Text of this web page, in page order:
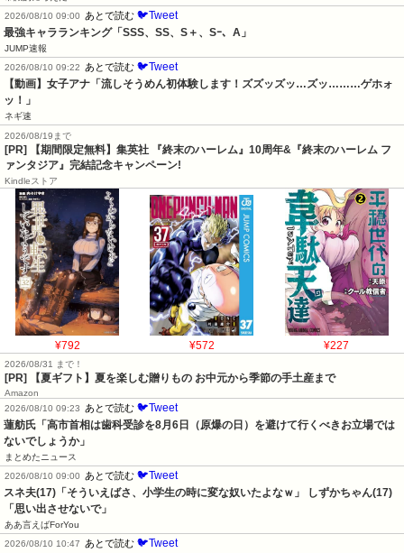
2026/08/10 09:00
あとで読む 🐦Tweet
最強キャラランキング「SSS、SS、S＋、Sｰ、A」
JUMP速報
2026/08/10 09:22
あとで読む 🐦Tweet
【動画】女子アナ「流しそうめん初体験します！ズズッズッ…ズッ………ゲホォ
ッ！」
ネギ速
2026/08/19まで
[PR] 【期間限定無料】集英社 『終末のハーレム』10周年&『終末のハーレム フ
ァンタジア』完結記念キャンペーン!
Kindleストア
¥792 ¥572 ¥227
2026/08/31 まで！
[PR] 【夏ギフト】夏を楽しむ贈りもの お中元から季節の手土産まで
Amazon
2026/08/10 09:23
あとで読む 🐦Tweet
蓮舫氏「高市首相は歯科受診を8月6日（原爆の日）を避けて行くべきお立場では
ないでしょうか」
まとめたニュース
2026/08/10 09:00
あとで読む 🐦Tweet
スネ夫(17)「そういえばさ、小学生の時に変な奴いたよなｗ」 しずかちゃん(17)
「思い出させないで」
ああ言えばForYou
2026/08/10 10:47
あとで読む 🐦Tweet